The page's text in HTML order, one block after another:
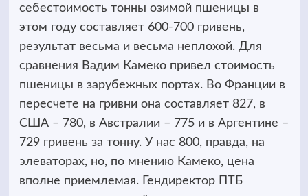
себестоимость тонны озимой пшеницы в
этом году составляет 600-700 гривень,
результат весьма и весьма неплохой. Для
сравнения Вадим Камеко привел стоимость
пшеницы в зарубежных портах. Во Франции в
пересчете на гривни она составляет 827, в
США – 780, в Австралии – 775 и в Аргентине –
729 гривень за тонну. У нас 800, правда, на
элеваторах, но, по мнению Камеко, цена
вполне приемлемая. Гендиректор ПТБ